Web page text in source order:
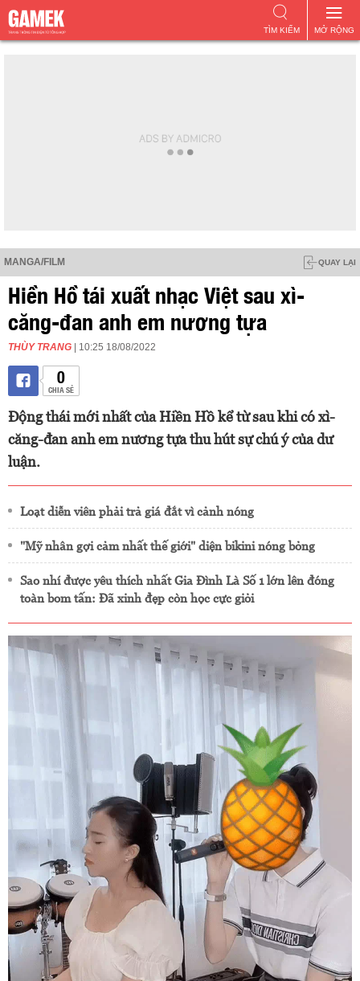
MỞ RỘNG
TÌM KIẾM
MANGA/FILM QUAY LẠI
Hiền Hồ tái xuất nhạc Việt sau xì-
căng-đan anh em nương tựa
THÙY TRANG | 10:25 18/08/2022
0
CHIA SẺ
Động thái mới nhất của Hiền Hồ kể từ sau khi có xì-
căng-đan anh em nương tựa thu hút sự chú ý của dư
luận.
Loạt diễn viên phải trả giá đắt vì cảnh nóng
"Mỹ nhân gợi cảm nhất thế giới" diện bikini nóng bỏng
Sao nhí được yêu thích nhất Gia Đình Là Số 1 lớn lên đóng
toàn bom tấn: Đã xinh đẹp còn học cực giỏi